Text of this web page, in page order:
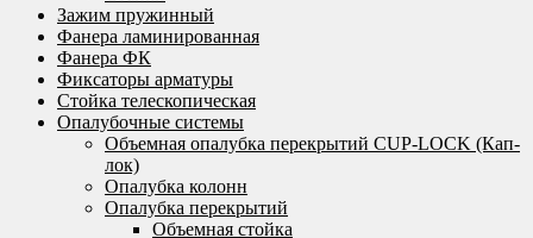
Зажим пружинный
Фанера ламинированная
Фанера ФК
Фиксаторы арматуры
Стойка телескопическая
Опалубочные системы
Объемная опалубка перекрытий CUP-LOCK (Кап-
лок)
Опалубка колонн
Опалубка перекрытий
Объемная стойка